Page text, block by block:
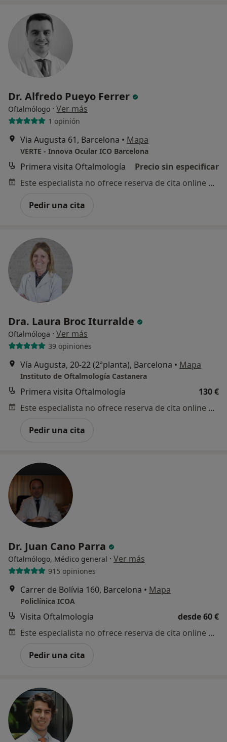
Dr. Alfredo Pueyo Ferrer
Oftalmólogo · Ver más
1 opinión
Via Augusta 61, Barcelona • Mapa
VERTE - Innova Ocular ICO Barcelona
Primera visita Oftalmología
Precio sin especificar
Este especialista no ofrece reserva de cita online en esta dirección.
Pedir una cita
Dra. Laura Broc Iturralde
Oftalmóloga · Ver más
39 opiniones
Vía Augusta, 20-22 (2ªplanta), Barcelona • Mapa
Instituto de Oftalmología Castanera
Primera visita Oftalmología
130 €
Este especialista no ofrece reserva de cita online en esta dirección.
Pedir una cita
Dr. Juan Cano Parra
Oftalmólogo, Médico general · Ver más
915 opiniones
Carrer de Bolívia 160, Barcelona • Mapa
Policlínica ICOA
Visita Oftalmología
desde 60 €
Este especialista no ofrece reserva de cita online en esta dirección.
Pedir una cita